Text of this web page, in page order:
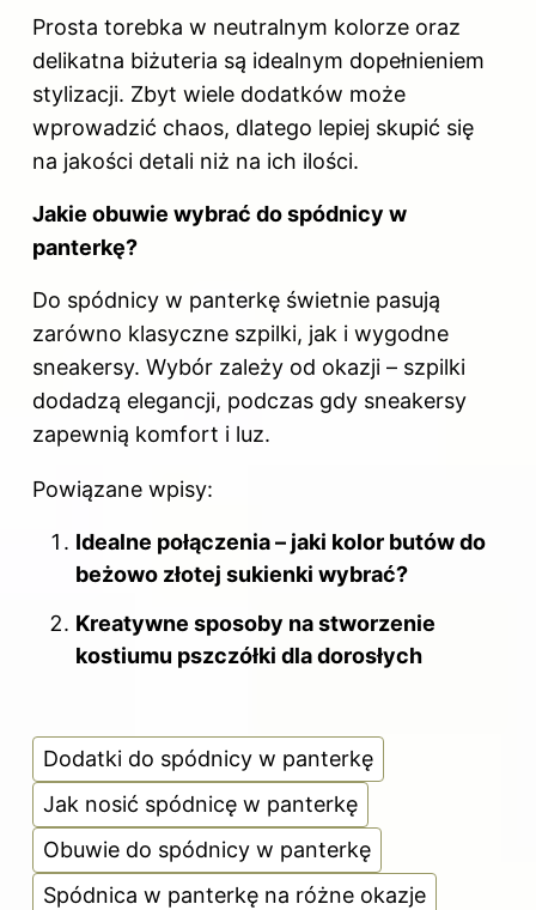
Prosta torebka w neutralnym kolorze oraz
delikatna biżuteria są idealnym dopełnieniem
stylizacji. Zbyt wiele dodatków może
wprowadzić chaos, dlatego lepiej skupić się
na jakości detali niż na ich ilości.
Jakie obuwie wybrać do spódnicy w
panterkę?
Do spódnicy w panterkę świetnie pasują
zarówno klasyczne szpilki, jak i wygodne
sneakersy. Wybór zależy od okazji – szpilki
dodadzą elegancji, podczas gdy sneakersy
zapewnią komfort i luz.
Powiązane wpisy:
Idealne połączenia – jaki kolor butów do
beżowo złotej sukienki wybrać?
Kreatywne sposoby na stworzenie
kostiumu pszczółki dla dorosłych
Dodatki do spódnicy w panterkę
Jak nosić spódnicę w panterkę
Obuwie do spódnicy w panterkę
Spódnica w panterkę na różne okazje